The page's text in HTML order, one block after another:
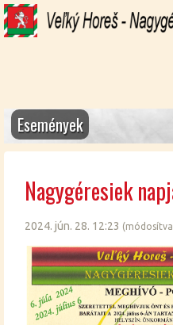
Események
Nagy­gé­re­si­ek
2024. jún. 28. 12:23